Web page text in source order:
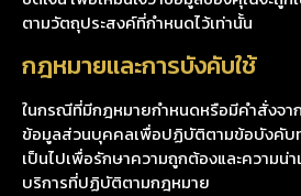
ตามวัตถุประสงค์ที่กำหนดไว้เท่านั้น
กฎหมายและการบังคับใช้
ในกรณีที่มีกฎหมายกำหนดหรือมีคำสั่งจา
ข้อมูลส่วนบุคคลเพื่อปฏิบัติตามข้อบังคับ
เป็นไปเพื่อรักษาความถูกต้องและความน่า
บริการที่ปฏิบัติตามกฎหมาย